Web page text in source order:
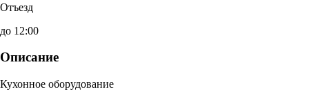
Отъезд
до 12:00
Описание
Кухонное оборудование